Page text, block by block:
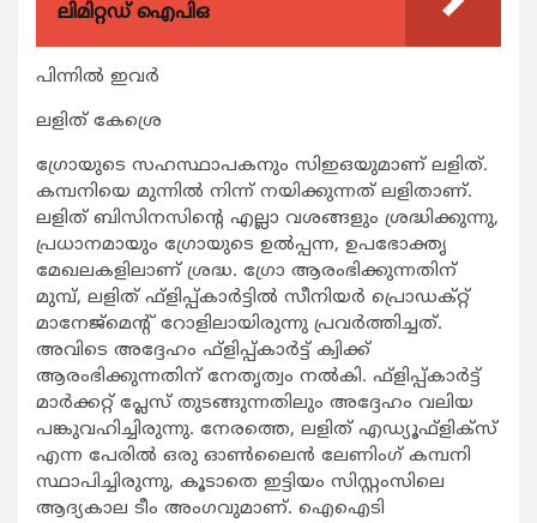
ലിമിറ്റഡ് ഐപിഒ
പിന്നില്‍ ഇവര്‍
ലളിത് കേശ്രെ
ഗ്രോയുടെ സഹസ്ഥാപകനും സിഇഒയുമാണ് ലളിത്.
കമ്പനിയെ മുന്നില്‍ നിന്ന് നയിക്കുന്നത് ലളിതാണ്.
ലളിത് ബിസിനസിന്റെ എല്ലാ വശങ്ങളും ശ്രദ്ധിക്കുന്നു,
പ്രധാനമായും ഗ്രോയുടെ ഉല്‍പ്പന്ന, ഉപഭോക്തൃ
മേഖലകളിലാണ് ശ്രദ്ധ. ഗ്രോ ആരംഭിക്കുന്നതിന്
മുമ്പ്, ലളിത് ഫ്‌ളിപ്പ്കാര്‍ട്ടില്‍ സീനിയര്‍ പ്രൊഡക്റ്റ്
മാനേജ്മെന്റ് റോളിലായിരുന്നു പ്രവര്‍ത്തിച്ചത്.
അവിടെ അദ്ദേഹം ഫ്‌ളിപ്പ്കാര്‍ട്ട് ക്വിക്ക്
ആരംഭിക്കുന്നതിന് നേതൃത്വം നല്‍കി. ഫ്‌ളിപ്പ്കാര്‍ട്ട്
മാര്‍ക്കറ്റ് പ്ലേസ് തുടങ്ങുന്നതിലും അദ്ദേഹം വലിയ
പങ്കുവഹിച്ചിരുന്നു. നേരത്തെ, ലളിത് എഡ്യൂഫ്‌ളിക്‌സ്
എന്ന പേരില്‍ ഒരു ഓണ്‍ലൈന്‍ ലേണിംഗ് കമ്പനി
സ്ഥാപിച്ചിരുന്നു, കൂടാതെ ഇട്ടിയം സിസ്റ്റംസിലെ
ആദ്യകാല ടീം അംഗവുമാണ്. ഐഐടി